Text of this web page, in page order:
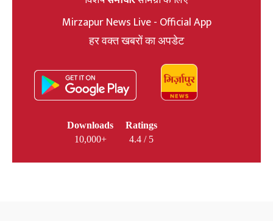
Mirzapur News Live - Official App
हर वक्त खबरों का अपडेट
Downloads
10,000+
Ratings
4.4 / 5